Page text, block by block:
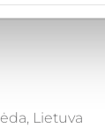
Lietuva